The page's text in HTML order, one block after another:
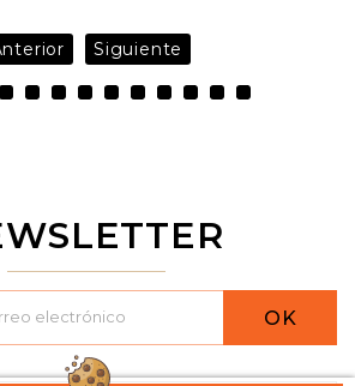
Siguiente
OK